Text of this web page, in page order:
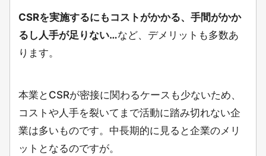
CSRを実施するにもコストがかかる、手間がかか
るし人手が足りない…など、デメリットも多数あ
ります。
本業とCSRが密接に関わるケースも少ないため、
コストや人手を裂いてまで活動に踏み切れない企
業は多いものです。中長期的に見ると企業のメリ
ットとなるのですが。